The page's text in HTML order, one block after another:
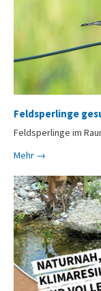
Feldsperlinge
Feldsperlinge im
Mehr →